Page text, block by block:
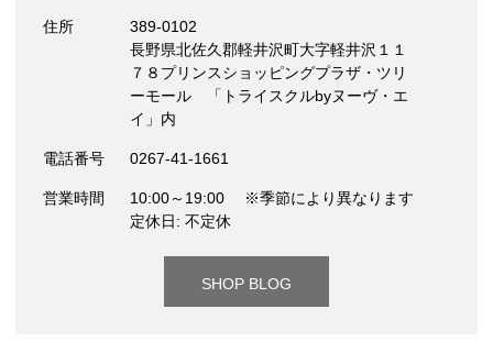
住所
389-0102
長野県北佐久郡軽井沢町大字軽井沢１１
７８プリンスショッピングプラザ・ツリ
ーモール 「トライスクルbyヌーヴ・エ
イ」内
電話番号 0267-41-1661
営業時間
10:00～19:00 ※季節により異なります
定休日: 不定休
SHOP BLOG